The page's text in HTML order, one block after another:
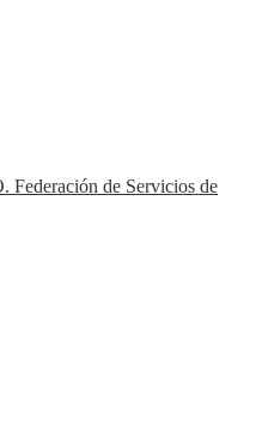
Federación de Servicios de